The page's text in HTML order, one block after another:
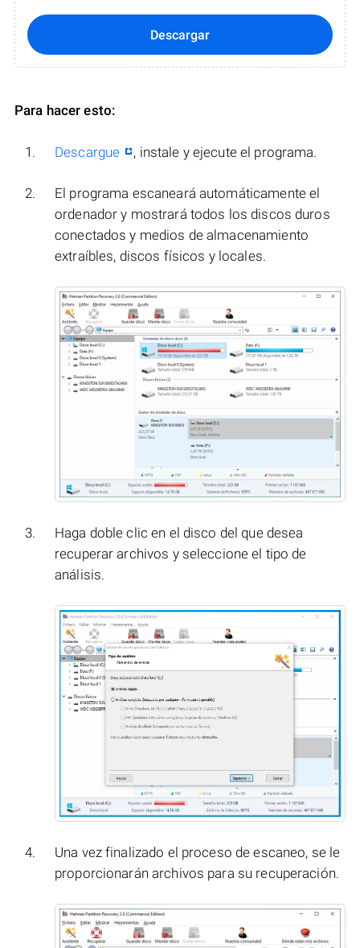
Descargar
Para hacer esto:
Descargue , instale y ejecute el programa.
El programa escaneará automáticamente el
ordenador y mostrará todos los discos duros
conectados y medios de almacenamiento
extraíbles, discos físicos y locales.
Haga doble clic en el disco del que desea
recuperar archivos y seleccione el tipo de
análisis.
Una vez finalizado el proceso de escaneo, se le
proporcionarán archivos para su recuperación.